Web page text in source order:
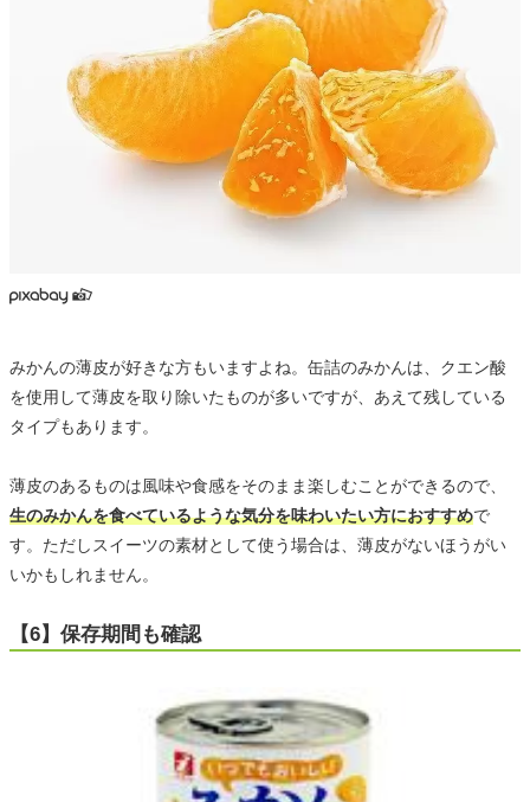
みかんの薄皮が好きな方もいますよね。缶詰のみかんは、クエン酸
を使用して薄皮を取り除いたものが多いですが、あえて残している
タイプもあります。
薄皮のあるものは風味や食感をそのまま楽しむことができるので、
生のみかんを食べているような気分を味わいたい方におすすめで
す。ただしスイーツの素材として使う場合は、薄皮がないほうがい
いかもしれません。
【6】保存期間も確認